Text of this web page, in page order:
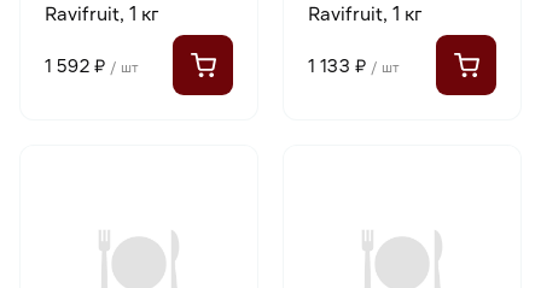
Ravifruit, 1 кг
1 592 ₽ / шт
Ravifruit, 1 кг
1 133 ₽ / шт